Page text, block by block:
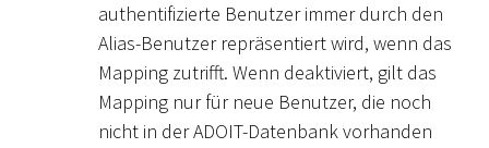
authentifizierte Benutzer immer durch den
Alias-Benutzer repräsentiert wird, wenn das
Mapping zutrifft. Wenn deaktiviert, gilt das
Mapping nur für neue Benutzer, die noch
nicht in der ADOIT-Datenbank vorhanden